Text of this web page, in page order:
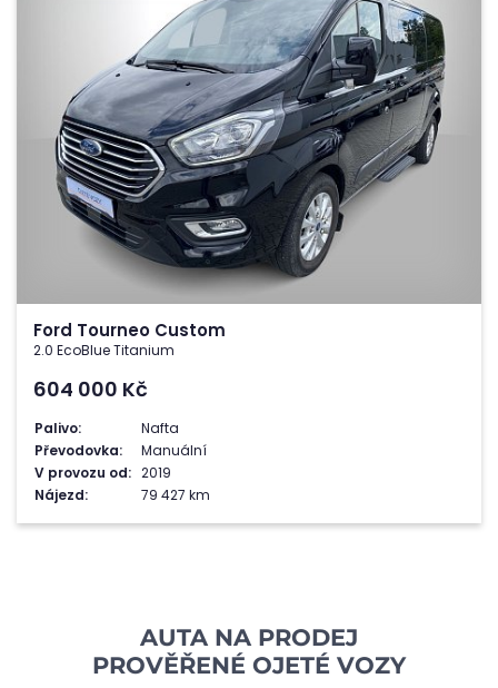
Ford Tourneo Custom
2.0 EcoBlue Titanium
604 000 Kč
Palivo:
Nafta
Převodovka:
Manuální
V provozu od: 2019
Nájezd:
79 427 km
AUTA NA PRODEJ
PROVĚŘENÉ OJETÉ VOZY